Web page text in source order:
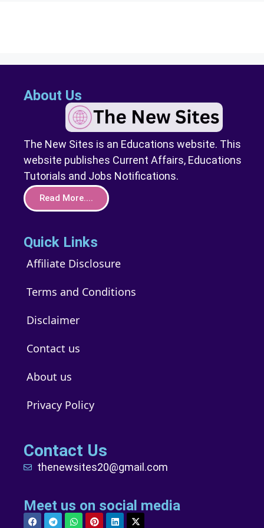
About Us
The New Sites is an Educations website. This
website publishes Current Affairs, Educations
Tutorials and Jobs Notifications.
Read More....
Quick Links
Affiliate Disclosure
Terms and Conditions
Disclaimer
Contact us
About us
Privacy Policy
Contact Us
thenewsites20@gmail.com
Meet us on social media